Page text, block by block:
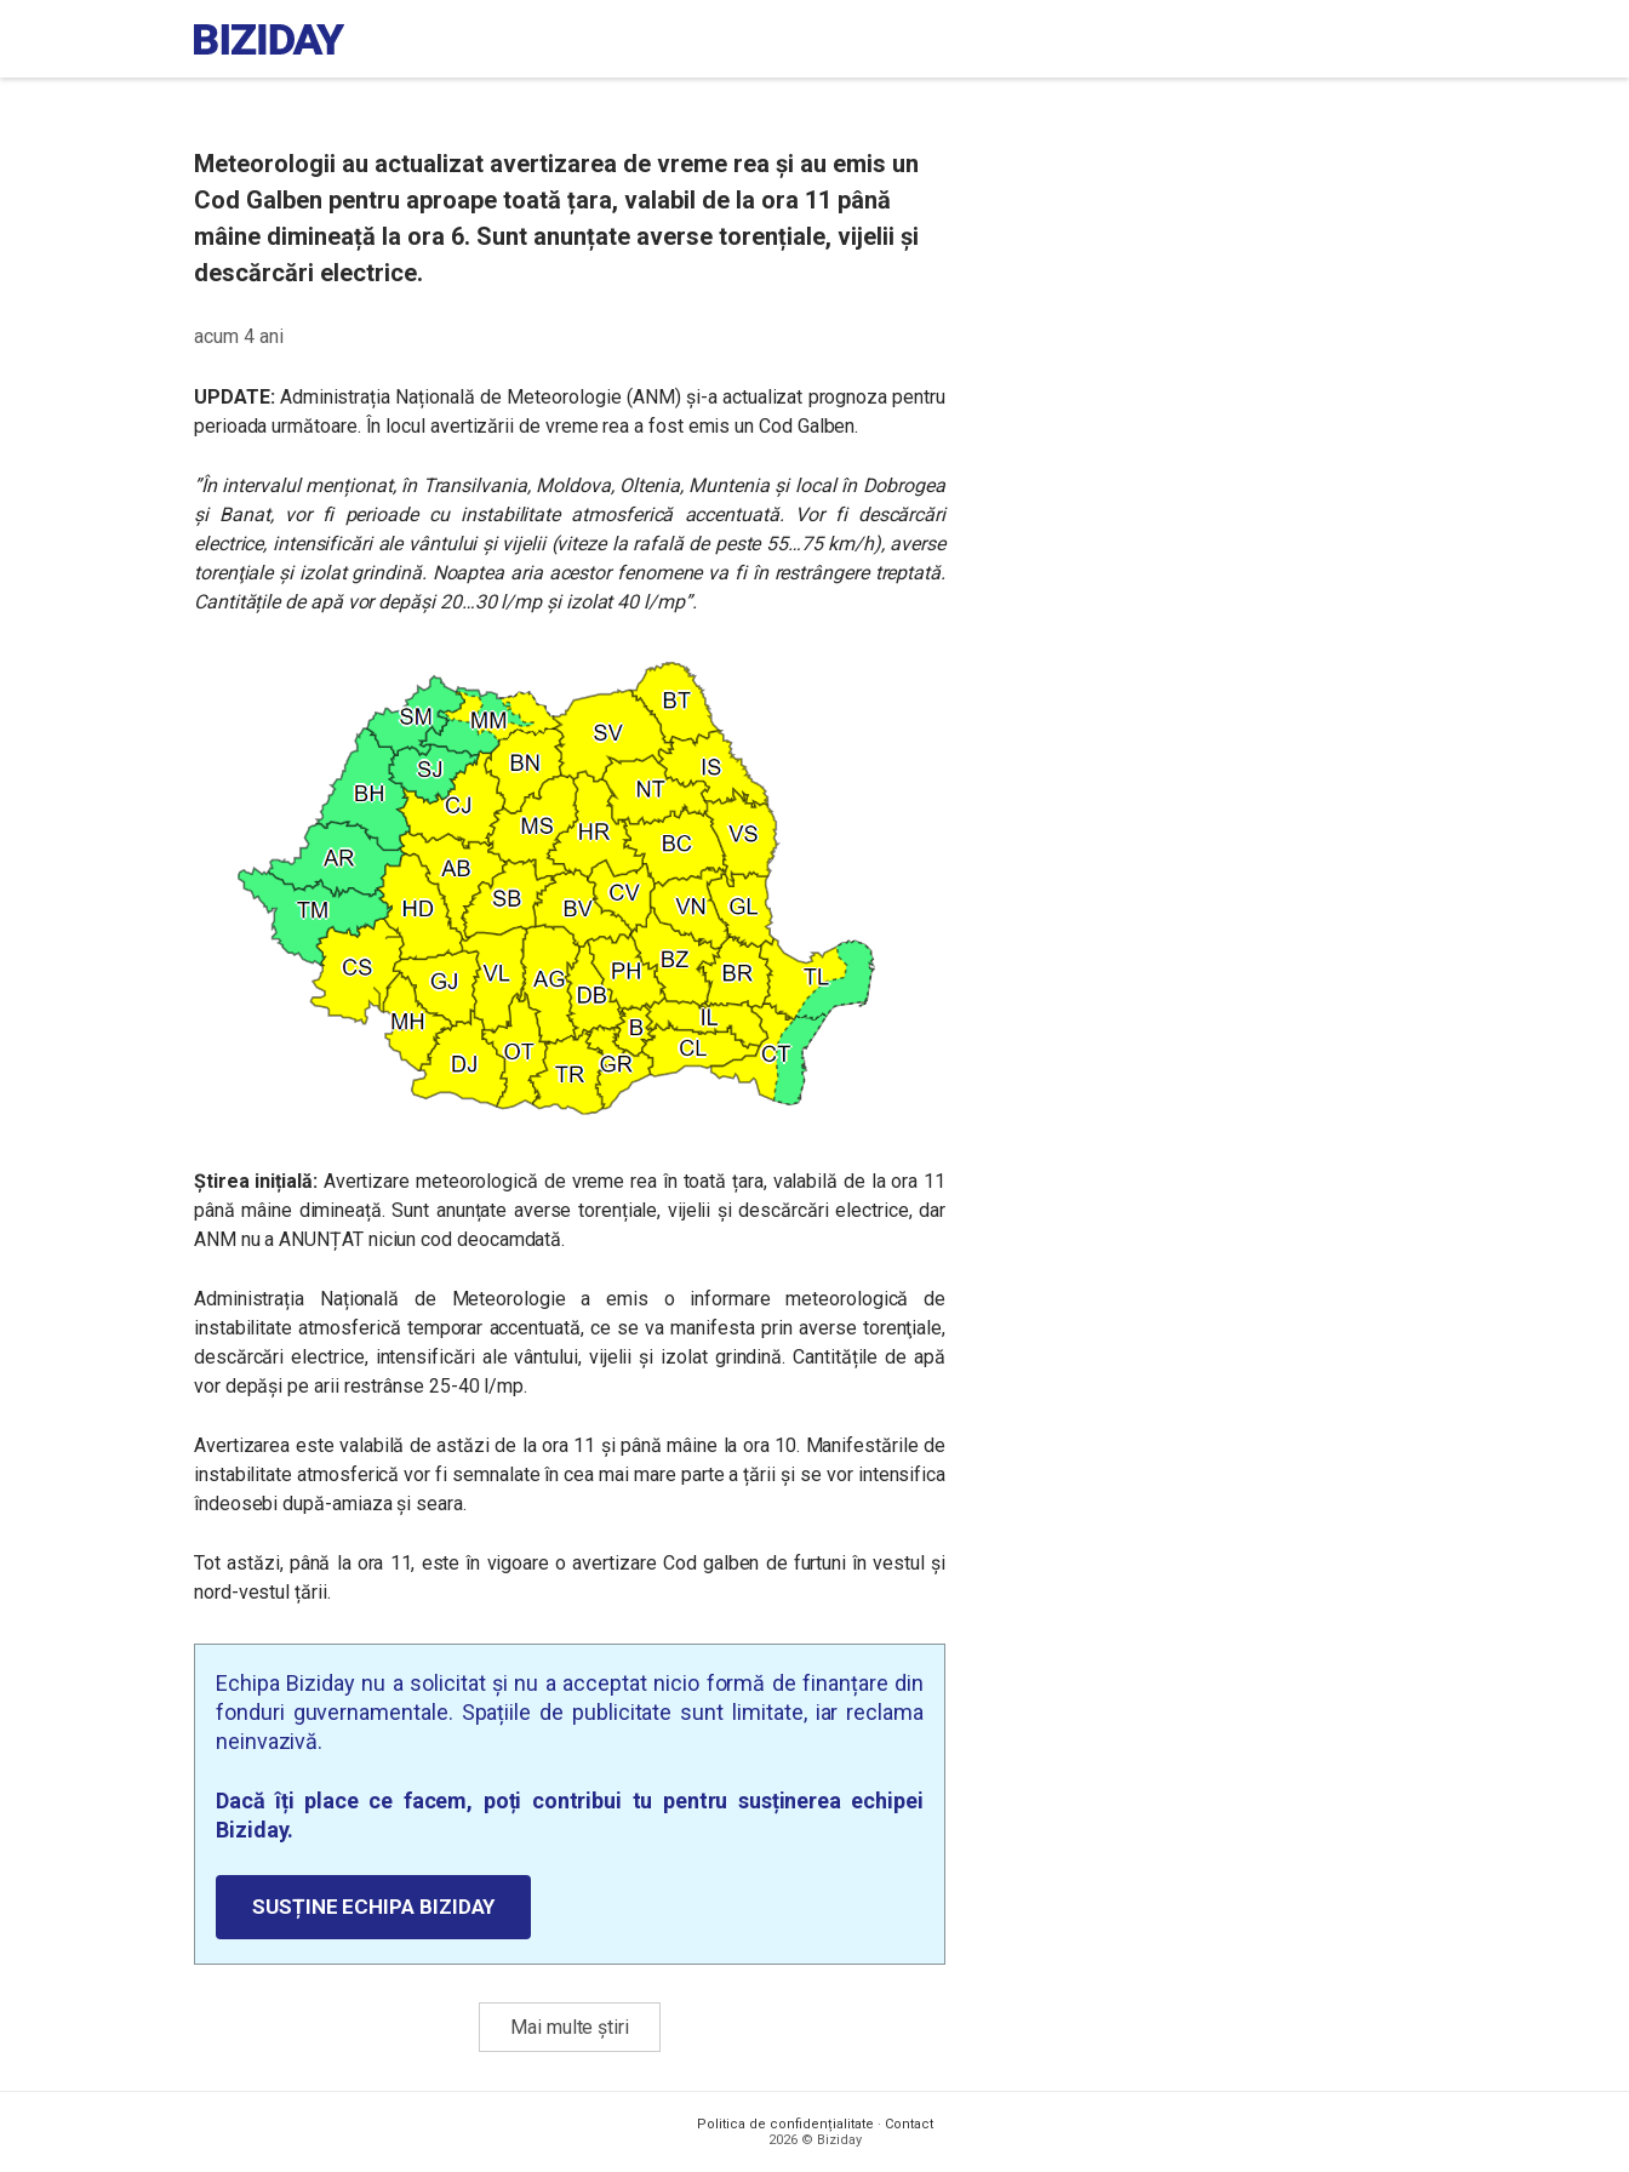
Meteorologii au actualizat avertizarea de vreme rea și au emis un
Cod Galben pentru aproape toată țara, valabil de la ora 11 până
mâine dimineață la ora 6. Sunt anunțate averse torențiale, vijelii și
descărcări electrice.
acum 4 ani
UPDATE:Administrația Națională de Meteorologie (ANM) și-a actualizat prognoza pentru
perioada următoare. În locul avertizării de vreme rea a fost emis un Cod Galben.
”În intervalul menționat, în Transilvania, Moldova, Oltenia, Muntenia și local în Dobrogea
și Banat, vor fi perioade cu instabilitate atmosferică accentuată. Vor fi descărcări
electrice, intensificări ale vântului și vijelii (viteze la rafală de peste 55…75 km/h), averse
torenţiale și izolat grindină. Noaptea aria acestor fenomene va fi în restrângere treptată.
Cantitățile de apă vor depăși 20…30 l/mp și izolat 40 l/mp”.
Știrea inițială:Avertizare meteorologică de vreme rea în toată țara, valabilă de la ora 11
până mâine dimineață. Sunt anunțate averse torențiale, vijelii și descărcări electrice, dar
ANM nu a ANUNȚAT niciun cod deocamdată.
Administrația Națională de Meteorologie a emis o informare meteorologică de
instabilitate atmosferică temporar accentuată, ce se va manifesta prin averse torenţiale,
descărcări electrice, intensificări ale vântului, vijelii și izolat grindină. Cantitățile de apă
vor depăși pe arii restrânse 25-40 l/mp.
Avertizarea este valabilă de astăzi de la ora 11 și până mâine la ora 10. Manifestările de
instabilitate atmosferică vor fi semnalate în cea mai mare parte a țării și se vor intensifica
îndeosebi după-amiaza și seara.
Tot astăzi, până la ora 11, este în vigoare o avertizare Cod galben de furtuni în vestul și
nord-vestul țării.
Echipa Biziday nu a solicitat și nu a acceptat nicio formă de finanțare din
fonduri guvernamentale. Spațiile de publicitate sunt limitate, iar reclama
neinvazivă.
Dacă îți place ce facem, poți contribui tu pentru susținerea echipei
Biziday.
SUSȚINE ECHIPA BIZIDAY
Mai multe știri
Politica de confidențialitate · Contact
2026 © Biziday